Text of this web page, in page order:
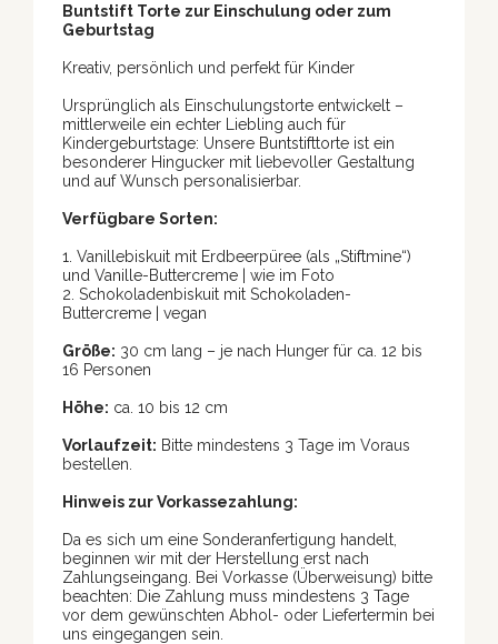
Buntstift Torte zur Einschulung oder zum
Geburtstag
Kreativ, persönlich und perfekt für Kinder
Ursprünglich als Einschulungstorte entwickelt –
mittlerweile ein echter Liebling auch für
Kindergeburtstage: Unsere Buntstifttorte ist ein
besonderer Hingucker mit liebevoller Gestaltung
und auf Wunsch personalisierbar.
Verfügbare Sorten:
1. Vanillebiskuit mit Erdbeerpüree (als „Stiftmine“)
und Vanille-Buttercreme | wie im Foto
2. Schokoladenbiskuit mit Schokoladen-
Buttercreme | vegan
Größe: 30 cm lang – je nach Hunger für ca. 12 bis
16 Personen
Höhe: ca. 10 bis 12 cm
Vorlaufzeit: Bitte mindestens 3 Tage im Voraus
bestellen.
Hinweis zur Vorkassezahlung:
Da es sich um eine Sonderanfertigung handelt,
beginnen wir mit der Herstellung erst nach
Zahlungseingang. Bei Vorkasse (Überweisung) bitte
beachten: Die Zahlung muss mindestens 3 Tage
vor dem gewünschten Abhol- oder Liefertermin bei
uns eingegangen sein.